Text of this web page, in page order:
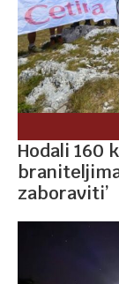
Hodali 160
zaboraviti’